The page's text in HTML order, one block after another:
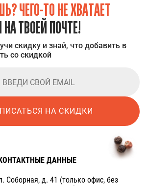
ЧЕГО-ТО НЕ ХВАТАЕТ
ТВОЕЙ ПОЧТЕ!
скидку и знай, что добавить в
со скидкой
НА СКИДКИ
ДАННЫЕ
Соборная, д. 41 (только офис, без